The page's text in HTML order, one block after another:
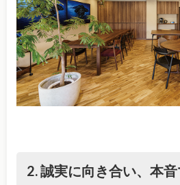
2. 誠実に向き合い、本